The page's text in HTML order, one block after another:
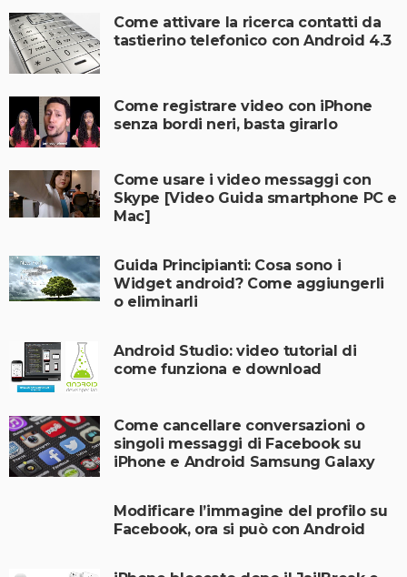
Come attivare la ricerca contatti da
tastierino telefonico con Android 4.3
Come registrare video con iPhone
senza bordi neri, basta girarlo
Come usare i video messaggi con
Skype [Video Guida smartphone PC e
Mac]
Guida Principianti: Cosa sono i
Widget android? Come aggiungerli
o eliminarli
Android Studio: video tutorial di
come funziona e download
Come cancellare conversazioni o
singoli messaggi di Facebook su
iPhone e Android Samsung Galaxy
Modificare l’immagine del profilo su
Facebook, ora si può con Android